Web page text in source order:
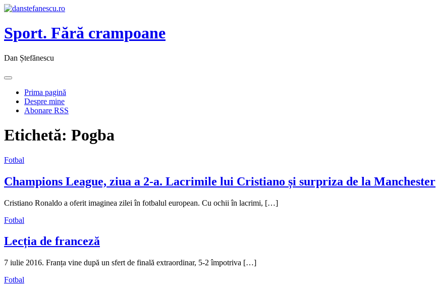
Sport. Fără crampoane
Dan Ștefănescu
Prima pagină
Despre mine
Abonare RSS
Etichetă: Pogba
Fotbal
Champions League, ziua a 2-a. Lacrimile lui Cristiano și surpriza de la Manchester
Cristiano Ronaldo a oferit imaginea zilei în fotbalul european. Cu ochii în lacrimi, […]
Fotbal
Lecția de franceză
7 iulie 2016. Franța vine după un sfert de finală extraordinar, 5-2 împotriva […]
Fotbal